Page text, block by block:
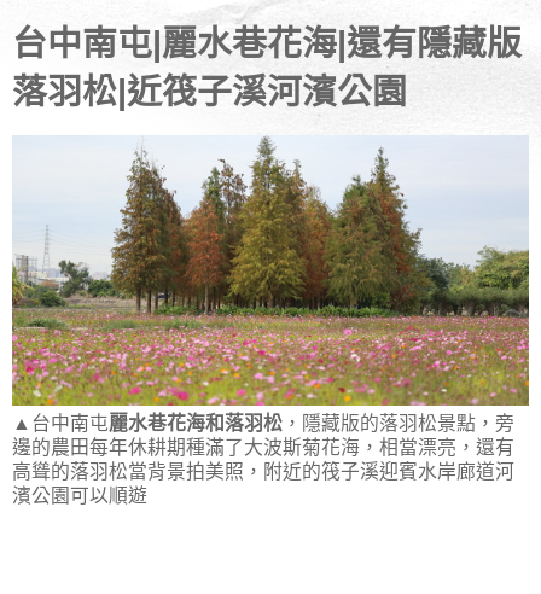
台中南屯|麗水巷花海|還有隱藏版
落羽松|近筏子溪河濱公園
▲台中南屯麗水巷花海和落羽松 ，隱藏版的落羽松景點，旁
邊的農田每年休耕期種滿了大波斯菊花海，相當漂亮，還有
高聳的落羽松當背景拍美照，附近的筏子溪迎賓水岸廊道河
濱公園可以順遊